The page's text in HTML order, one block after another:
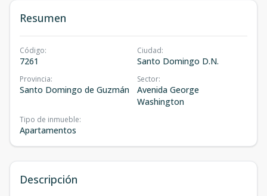
Resumen
Código:
7261
Ciudad:
Santo Domingo D.N.
Provincia:
Santo Domingo de Guzmán
Sector:
Avenida George
Washington
Tipo de inmueble:
Apartamentos
Descripción